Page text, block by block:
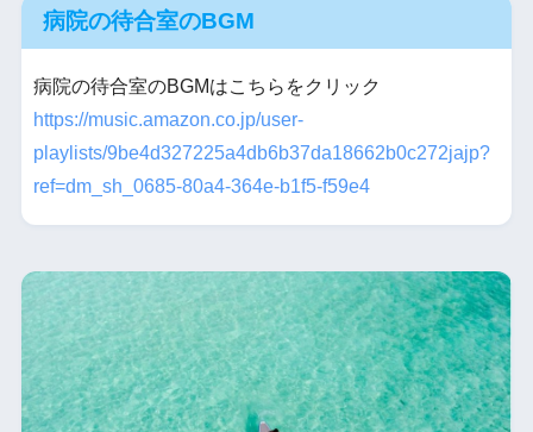
病院の待合室のBGM
病院の待合室のBGMはこちらをクリック
https://music.amazon.co.jp/user-
playlists/9be4d327225a4db6b37da18662b0c272jajp?
ref=dm_sh_0685-80a4-364e-b1f5-f59e4